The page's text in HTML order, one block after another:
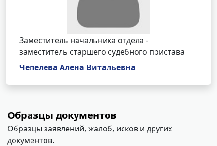
Заместитель начальника отдела -
заместитель старшего судебного пристава
Чепелева Алена Витальевна
Образцы документов
Образцы заявлений, жалоб, исков и других
документов.